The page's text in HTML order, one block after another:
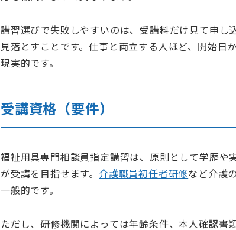
講習選びで失敗しやすいのは、受講料だけ見て申し
見落とすことです。仕事と両立する人ほど、開始日
現実的です。
受講資格（要件）
福祉用具専門相談員指定講習は、原則として学歴
が受講を目指せます。 介護職員初任者研修など介護
一般的です。
ただし、研修機関によっては年齢条件、本人確認